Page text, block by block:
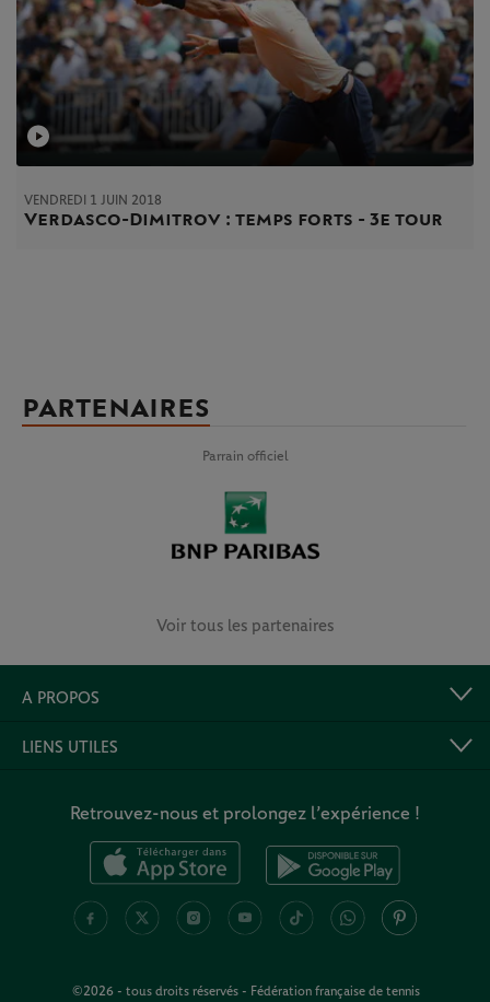
VENDREDI 1 JUIN 2018
Verdasco-Dimitrov : temps forts - 3e tour
PARTENAIRES
Parrain officiel
Voir tous les partenaires
A PROPOS
LIENS UTILES
Retrouvez-nous et prolongez l’expérience !
©2026 - tous droits réservés - Fédération française de tennis